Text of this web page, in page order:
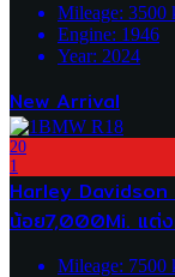
Mileage: 3500
Engine: 1946
Year: 2024
New Arrival
20
1
Harley
น้อย7,000Mi. แต่
Mileage: 7500